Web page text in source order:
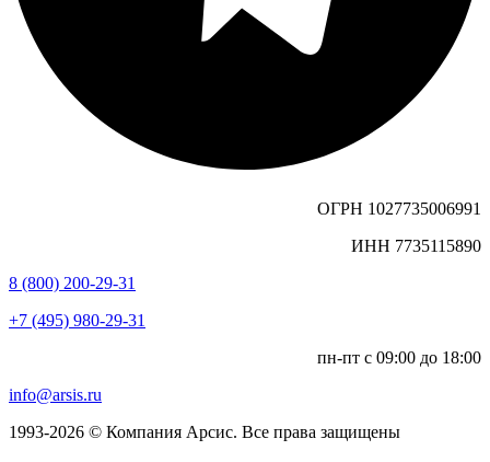
ОГРН 1027735006991
ИНН 7735115890
8 (800) 200-29-31
+7 (495) 980-29-31
пн-пт с 09:00 до 18:00
info@arsis.ru
1993-2026 © Компания Арсис. Все права защищены